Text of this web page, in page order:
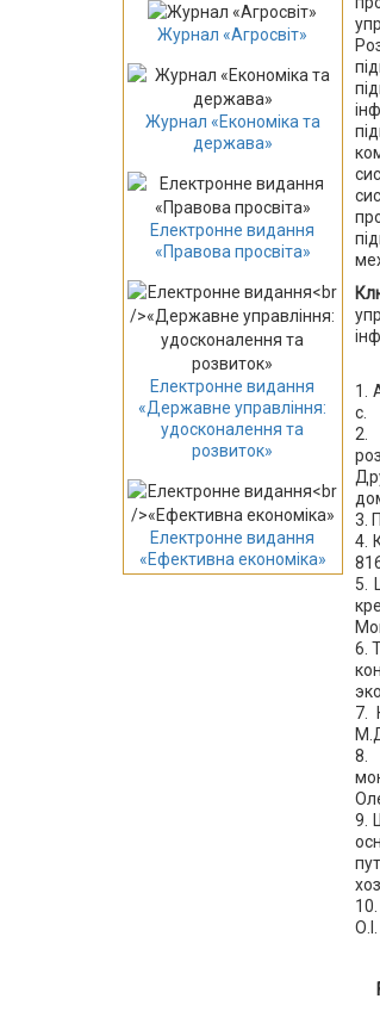
Журнал «Агросвіт»
Журнал «Економіка та
держава»
Електронне видання
«Правова просвіта»
Електронне видання
«Державне управління:
удосконалення та
розвиток»
Електронне видання
«Ефективна економіка»
1.
с.
2.
3.
4.
5.
6.
7.
8.
9.